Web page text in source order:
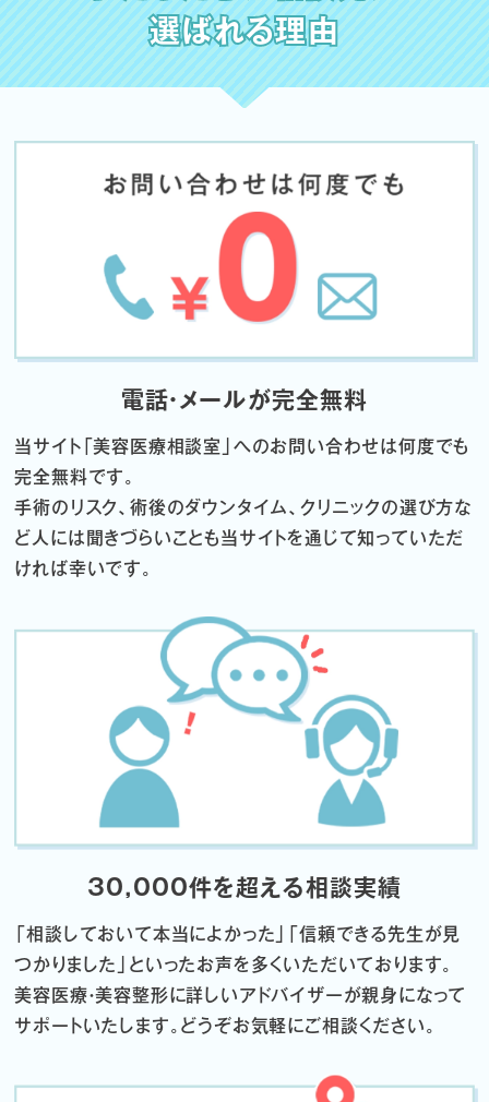
選ばれる理由
電話・メールが完全無料
当サイト「美容医療相談室」へのお問い合わせは何度でも
完全無料です。
手術のリスク、術後のダウンタイム、クリニックの選び方な
ど 人には聞きづらいことも当サイトを通じて知っていただ
ければ幸いです。
30,000件を超える相談実績
「相談しておいて本当によかった」「信頼できる先生が見
つかりました」 といったお声を多くいただいております。
美容医療・美容整形に詳しいアドバイザーが親身になって
サポートいたします。 どうぞお気軽にご相談ください。